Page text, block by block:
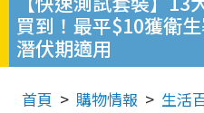
買到！最平$10獲衛
潛伏期適用
首頁 購物情報 生活